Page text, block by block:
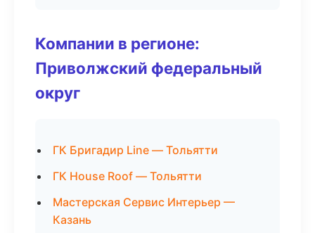
Компании в регионе:
Приволжский федеральный
округ
ГК Бригадир Line — Тольятти
ГК House Roof — Тольятти
Мастерская Сервис Интерьер —
Казань